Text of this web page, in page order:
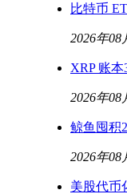
比特币
2026年08
XRP 账
2026年08
鲸鱼囤积
2026年08
美股代币